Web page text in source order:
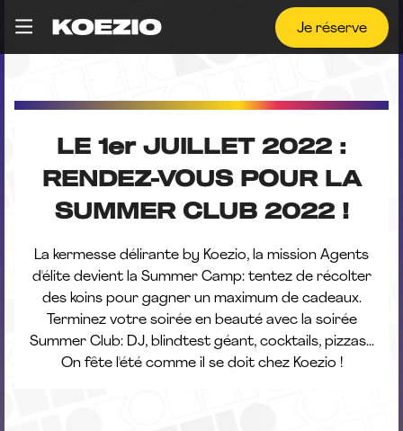
Je réserve
LE 1er JUILLET 2022 :
RENDEZ-VOUS POUR LA
SUMMER CLUB 2022 !
La kermesse délirante by Koezio, la mission Agents
d'élite devient la Summer Camp: tentez de récolter
des koins pour gagner un maximum de cadeaux.
Terminez votre soirée en beauté avec la soirée
Summer Club: DJ, blindtest géant, cocktails, pizzas...
On fête l'été comme il se doit chez Koezio !